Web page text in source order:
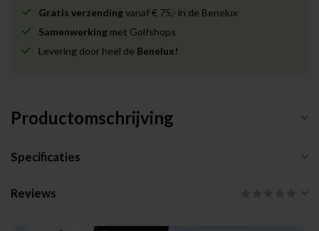
Gratis verzendingvanaf € 75,- in de Benelux
Samenwerking met Golfshops
Levering door heel de Benelux!
Productomschrijving
Specificaties
Reviews